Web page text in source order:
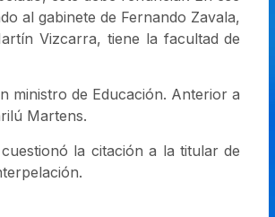
al gabinete de Fernando Zavala,
Vizcarra, tiene la facultad de
ministro de Educación. Anterior a
Martens.
la citación a la titular de